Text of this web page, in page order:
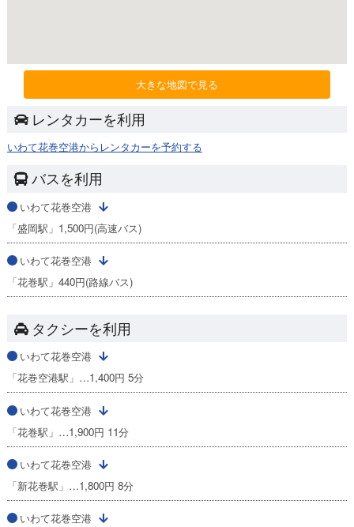
大きな地図で見る
レンタカーを利用
いわて花巻空港からレンタカーを予約する
バスを利用
いわて花巻空港
「盛岡駅」1,500円(高速バス)
いわて花巻空港
「花巻駅」440円(路線バス)
タクシーを利用
いわて花巻空港
「花巻空港駅」…1,400円 5分
いわて花巻空港
「花巻駅」…1,900円 11分
いわて花巻空港
「新花巻駅」…1,800円 8分
いわて花巻空港